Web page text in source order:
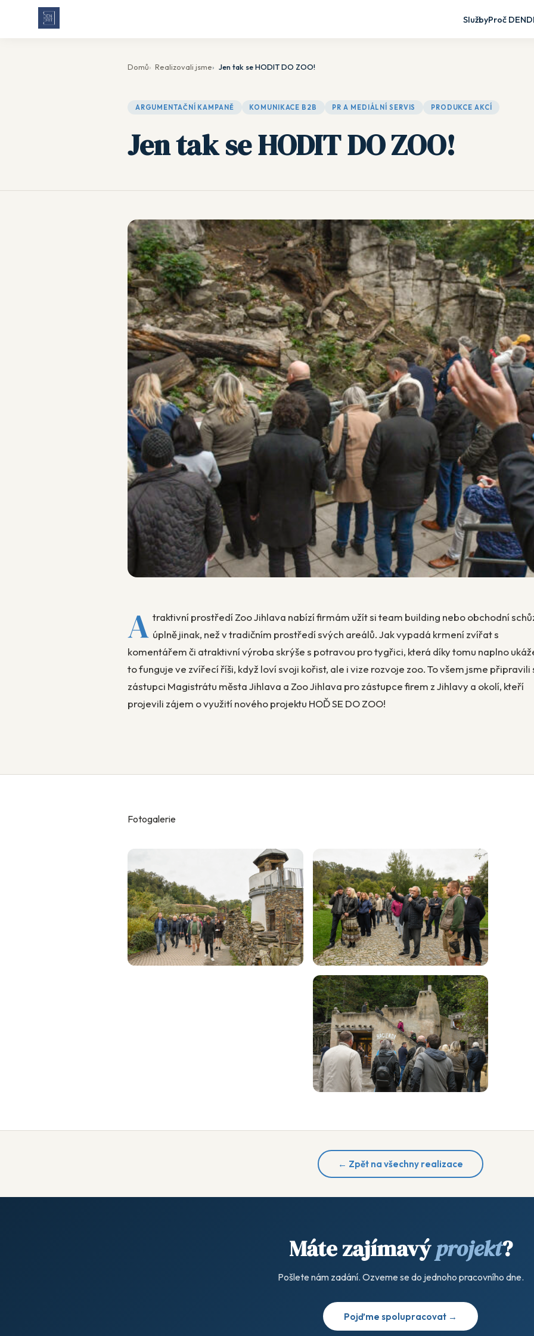
SlužbyProč
Domů Realizovali jsme Jen tak se HODIT DO ZOO!
ARGUMENTAČNÍ KAMPANĚ KOMUNIKACE B2B PR A MEDIÁLNÍ SERVIS PRODUKCE AKCÍ
Jen tak se HODIT DO ZOO!
A traktivní prostředí Zoo Jihlava nabízí firmám užít si team building nebo obchodní
úplně jinak, než v tradičním prostředí svých areálů. Jak vypadá krmení zvířat s
komentářem či atraktivní výroba skrýše s potravou pro tygřici, která díky tomu naplno
to funguje ve zvířecí říši, když loví svoji kořist, ale i vize rozvoje zoo. To všem jsme připravili
zástupci Magistrátu města Jihlava a Zoo Jihlava pro zástupce firem z Jihlavy a okolí, kteří
projevili zájem o využití nového projektu HOĎ SE DO ZOO!
Fotogalerie
← Zpět na všechny realizace
Máte zajímavýprojekt?
Pošlete nám zadání. Ozveme se do jednoho pracovního dne.
Pojďme spolupracovat →